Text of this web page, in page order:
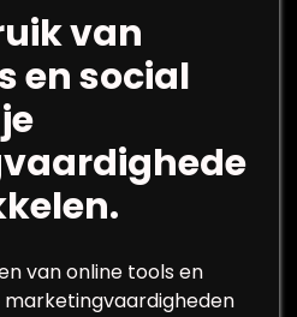
van
en social
van online tools en
marketingvaardigheden